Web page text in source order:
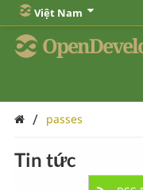
Việt Nam
/ passes
Tin tức